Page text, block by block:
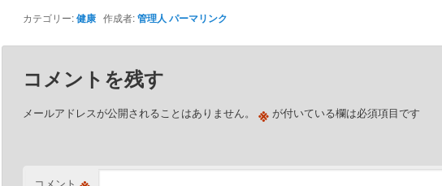
カテゴリー:健康作成者:管理人 パーマリンク
コメントを残す
メールアドレスが公開されることはありません。 ※が付いている欄は必須項目です